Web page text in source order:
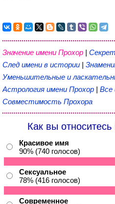
Значение имени Прохор |
След имени в истории |
Уменьшительные и
Астрология имени Прохор | Все
Совместимость Прохора
Как вы
Красивое имя
90% (740 голосов)
Сексуальное
78% (416 голосов)
Современное